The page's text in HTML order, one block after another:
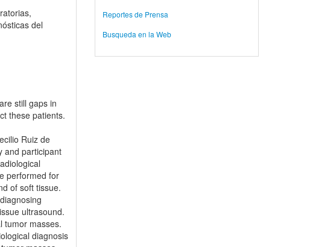
Reportes de Prensa
Busqueda en la Web
del
still gaps in
these patients.
Ruiz de
and participant
performed for
of soft tissue.
ultrasound.
tumor masses.
diagnosis